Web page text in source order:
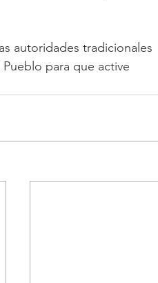
autoridades tradicionales
para que active